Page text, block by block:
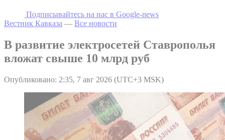
Подписывайтесь на наc в Google-news
Вестник Кавказа — Все новости
В развитие электросетей Ставрополья
вложат свыше 10 млрд руб
Опубликовано: 2:35, 7 авг 2026 (UTC+3 MSK)